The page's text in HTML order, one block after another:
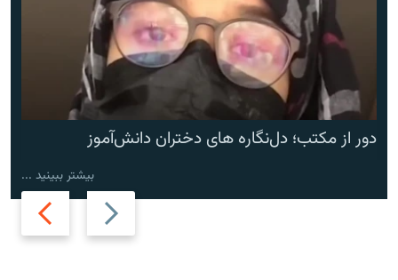
Previous
slide
Next
slide
دور از مکتب؛ دل‌نگاره های دختران دانش‌آموز
بیشتر ببینید ...